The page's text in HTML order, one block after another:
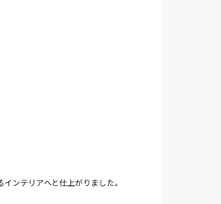
ンテリアへと仕上がりました。